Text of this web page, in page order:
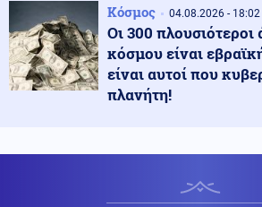
Λίβανος: Κλιμάκωση των
νότιο Λίβανο
ΗΠΑ
"Μαλλιά κουβάρια" στο Κάμπ
06.08.2026 - 12:53
Αποκαΐδια το Πόρτο Γερμενό: Οι
Κόσμος 04.08.2026 - 18:02
Οι 300
κόσμου είναι
είναι αυτοί που
πλανήτη!